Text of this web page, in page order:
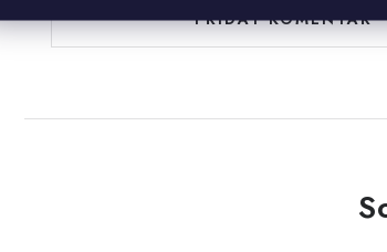
PŘIDAT KOMENTÁŘ